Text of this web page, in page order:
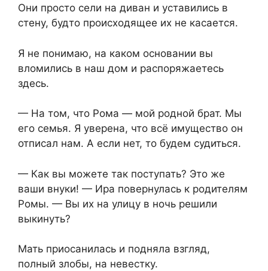
Они просто сели на диван и уставились в
стену, будто происходящее их не касается.
Я не понимаю, на каком основании вы
вломились в наш дом и распоряжаетесь
здесь.
— На том, что Рома — мой родной брат. Мы
его семья. Я уверена, что всё имущество он
отписал нам. А если нет, то будем судиться.
— Как вы можете так поступать? Это же
ваши внуки! — Ира повернулась к родителям
Ромы. — Вы их на улицу в ночь решили
выкинуть?
Мать приосанилась и подняла взгляд,
полный злобы, на невестку.